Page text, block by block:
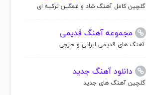
گلچین کامل آهنگ شاد و غمگین ترکیه ای
مجموعه آهنگ قدیمی
آهنگ های قدیمی ایرانی و خارجی
دانلود آهنگ جدید
گلچین آهنگ های جدید